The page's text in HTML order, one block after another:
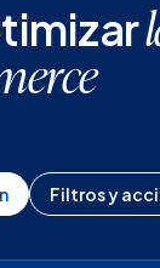
Filtros y